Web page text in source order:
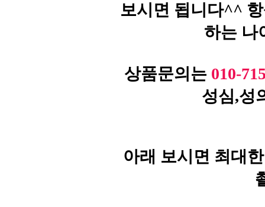
보시면 됩니다^^
하는 나
상품문의는 010-
성심,성
아래 보시면 최대